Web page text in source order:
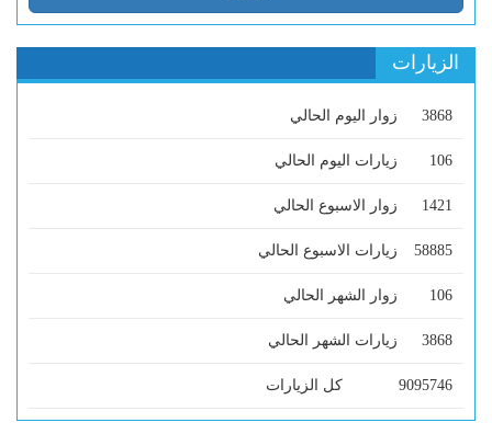
الزيارات
3868 زوار اليوم الحالي
106 زيارات اليوم الحالي
1421 زوار الاسبوع الحالي
58885 زيارات الاسبوع الحالي
106 زوار الشهر الحالي
3868 زيارات الشهر الحالي
9095746 كل الزيارات